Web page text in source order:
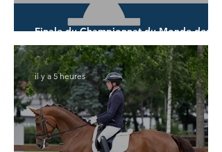
Finale du Championnat du Monde des 7
ans
il y a 5 heures